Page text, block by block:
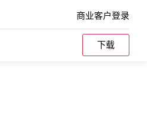
商业客户登录
下载